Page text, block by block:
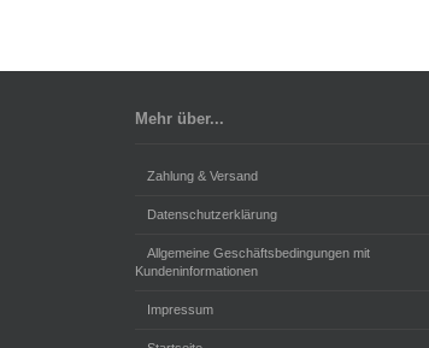
Mehr über...
Zahlung & Versand
Datenschutzerklärung
Allgemeine Geschäftsbedingungen mit
Kundeninformationen
Impressum